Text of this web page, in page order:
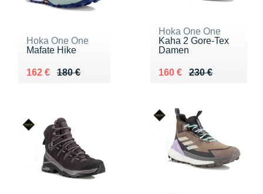
Hoka One One
Mafate Hike
180 €
Au lieu de 180 €
162 €
Vendu 162 €
Hoka One One
Kaha 2 Gore-Tex
Damen
230 €
Au lieu de 230 €
160 €
Vendu 160 €